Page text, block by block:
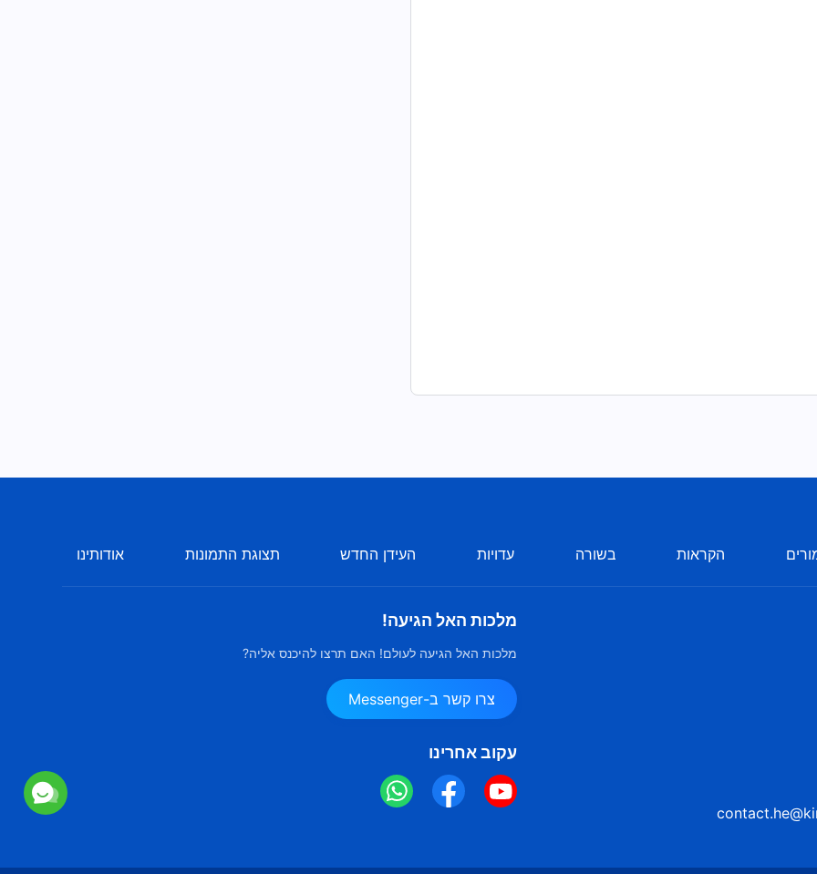
הקראות בשורה עדויות העידן החדש תצוגת התמונות אודותינו
מלכות האל הגיעה!
מלכות האל הגיעה לעולם! האם תרצו להיכנס אליה?
צרו קשר ב-Messenger
עקוב אחרינו